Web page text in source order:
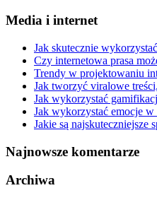
Media i internet
Jak skutecznie
Czy internetowa prasa
Trendy w projektowaniu
Jak tworzyć viralowe
Jak wykorzystać
Jak wykorzystać emocje
Jakie są najskuteczniejsze
Najnowsze komentarze
Archiwa